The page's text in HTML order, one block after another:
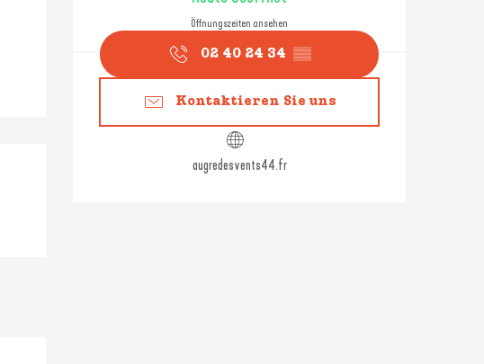
Öffnungszeiten ansehen
02 40 24 34 ▒▒
Kontaktieren Sie uns
augredesvents44.fr